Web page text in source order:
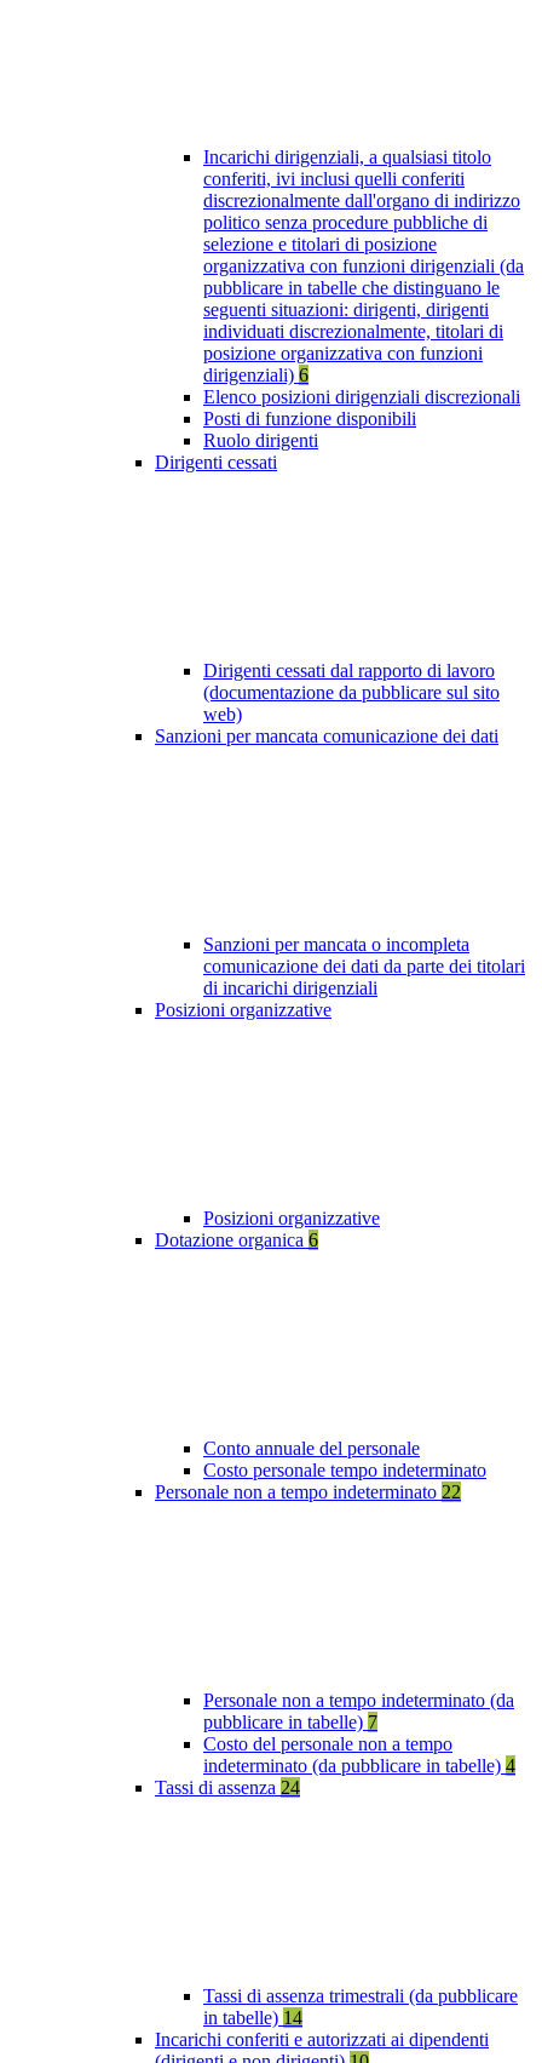
Incarichi dirigenziali, a qualsiasi titolo
conferiti, ivi inclusi quelli conferiti
discrezionalmente dall'organo di indirizzo
politico senza procedure pubbliche di
selezione e titolari di posizione
organizzativa con funzioni dirigenziali (da
pubblicare in tabelle che distinguano le
seguenti situazioni: dirigenti, dirigenti
individuati discrezionalmente, titolari di
posizione organizzativa con funzioni
dirigenziali) 6
Elenco posizioni dirigenziali discrezionali
Posti di funzione disponibili
Ruolo dirigenti
Dirigenti cessati
Dirigenti cessati dal rapporto di lavoro
(documentazione da pubblicare sul sito
web)
Sanzioni per mancata comunicazione dei dati
Sanzioni per mancata o incompleta
comunicazione dei dati da parte dei titolari
di incarichi dirigenziali
Posizioni organizzative
Posizioni organizzative
Dotazione organica 6
Conto annuale del personale
Costo personale tempo indeterminato
Personale non a tempo indeterminato 22
Personale non a tempo indeterminato (da
pubblicare in tabelle) 7
Costo del personale non a tempo
indeterminato (da pubblicare in tabelle) 4
Tassi di assenza 24
Tassi di assenza trimestrali (da pubblicare
in tabelle) 14
Incarichi conferiti e autorizzati ai dipendenti